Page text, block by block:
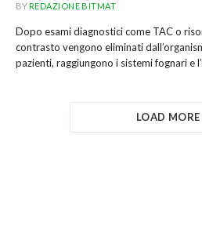
BYREDAZIONE BITMAT
Dopo esami diagnostici come TAC o
contrasto vengono eliminati
pazienti, raggiungono i sistemi fognari e
LOAD MORE